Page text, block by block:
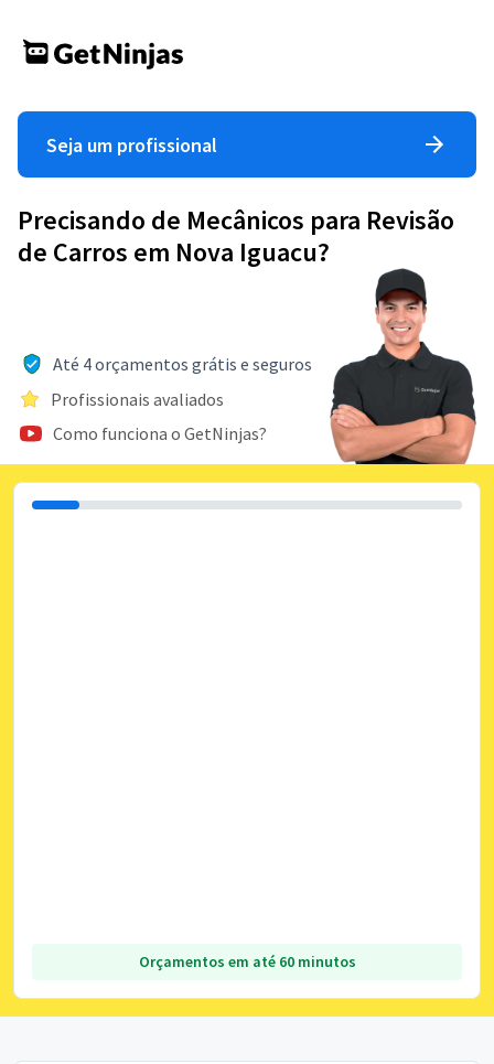
Seja um profissional
Precisando de Mecânicos para Revisão
de Carros em Nova Iguacu?
Até 4 orçamentos grátis e seguros
Profissionais avaliados
Como funciona o GetNinjas?
Orçamentos em até 60 minutos